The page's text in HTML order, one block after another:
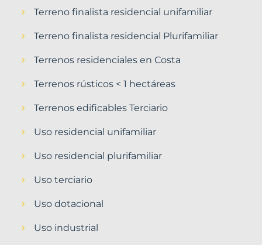
Terreno finalista residencial unifamiliar
Terreno finalista residencial Plurifamiliar
Terrenos residenciales en Costa
Terrenos rústicos < 1 hectáreas
Terrenos edificables Terciario
Uso residencial unifamiliar
Uso residencial plurifamiliar
Uso terciario
Uso dotacional
Uso industrial